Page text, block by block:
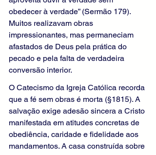
obedecer à verdade” (Sermão 179).
Muitos realizavam obras
impressionantes, mas permaneciam
afastados de Deus pela prática do
pecado e pela falta de verdadeira
conversão interior.
O Catecismo da Igreja Católica recorda
que a fé sem obras é morta (§1815). A
salvação exige adesão sincera a Cristo
manifestada em atitudes concretas de
obediência, caridade e fidelidade aos
mandamentos. A casa construída sobre